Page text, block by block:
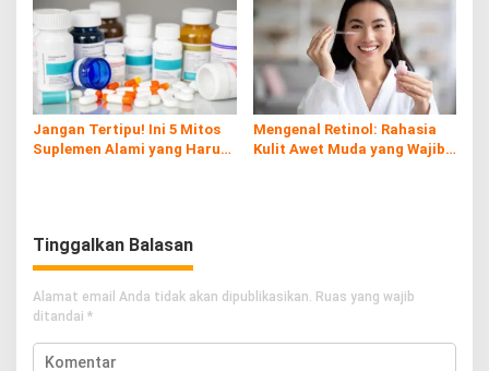
Jangan Tertipu! Ini 5 Mitos
Suplemen Alami yang Harus
Mengenal Retinol: Rahasia
Kulit Awet Muda yang Wajib
Tinggalkan Balasan
Alamat email Anda tidak akan dipublikasikan. Ruas yang wajib
ditandai *